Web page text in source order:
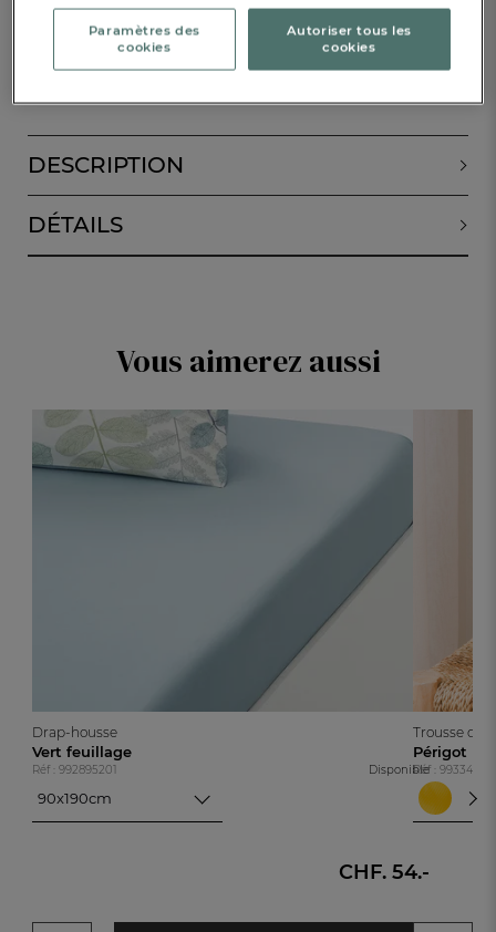
1 AJOUTER AU PANIER
DESCRIPTION
DÉTAILS
Vous aimerez aussi
Drap-housse
Vert feuillage
Réf : 992895201 Disponible
90x190cm
CHF. 54.-
Trousse de
Périgot
Réf :
Paramètres des
cookies
Autoriser tous les
cookies